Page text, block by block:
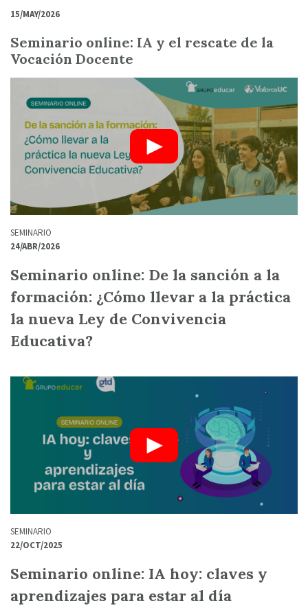
15/MAY/2026
Seminario online: IA y el rescate de la
Vocación Docente
SEMINARIO
24/ABR/2026
Seminario online: De la sanción a la
formación: ¿Cómo llevar a la práctica
la nueva Ley de Convivencia
Educativa?
SEMINARIO
22/OCT/2025
Seminario online: IA hoy: claves y
aprendizajes para estar al día